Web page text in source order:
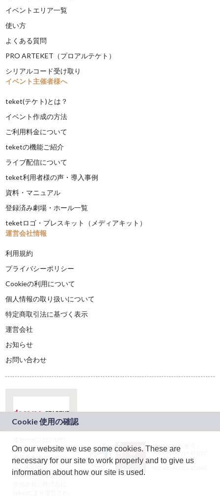
イベントエリア一覧
使い方
よくある質問
PRO ARTEKET（プロアルテケト）
シリアルコード受け取り
イベント主催者様へ
teket(テケト)とは？
イベント作成の方法
ご利用料金について
teketの機能ご紹介
ライブ配信について
teket利用者様の声・導入事例
資料・マニュアル
登録済み劇場・ホール一覧
teketロゴ・プレスキット（メディアキット）
運営会社情報
利用規約
プライバシーポリシー
Cookieの利用について
個人情報の取り扱いについて
特定商取引法に基づく表示
運営会社
お知らせ
お問い合わせ
ドコモグループの新
規事業創出プログラ
ム「docomo
STARTUP」を通じて
JASRAC許諾番号：
9024936001Y45037
JASRAC許諾番号：
On our website we use some cookies. These are
necessary for our site to work properly and to give us
information about how our site is used.